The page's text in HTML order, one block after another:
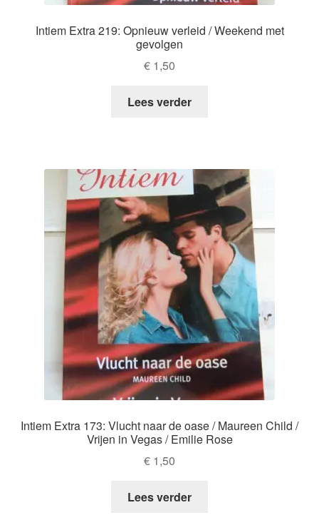
Intiem Extra 219: Opnieuw verleid / Weekend met
gevolgen
€ 1,50
Lees verder
Intiem Extra 173: Vlucht naar de oase / Maureen Child /
Vrijen in Vegas / Emilie Rose
€ 1,50
Lees verder